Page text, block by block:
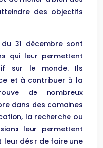
des objectifs
31 décembre sont
qui leur permettent
sur le monde. Ils
et à contribuer à la
de nombreux
dans des domaines
la recherche ou
leur permettent
leur désir de faire une